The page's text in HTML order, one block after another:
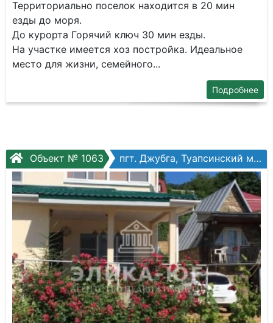
Территориально поселок находится в 20 мин
езды до моря.
До курорта Горячий ключ 30 мин езды.
На участке имеется хоз постройка. Идеальное
место для жизни, семейного...
Подробнее
Объект № 1063 пгт. Джубга, Туапсинский муниципальный округ, Зеленая ул.